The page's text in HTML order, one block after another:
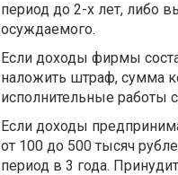
период до 2-х лет, либо
осуждаемого.
Если доходы фирмы
наложить штраф, сумма
исполнительные работы
Если доходы
от 100 до 500 тысяч
период в 3 года.